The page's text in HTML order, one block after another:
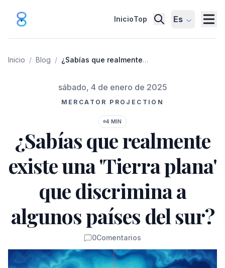
InicioTop Es
Inicio / Blog / ¿Sabías que realmente
países del sur?
Publicado el
sábado, 4 de enero de 2025
MERCATOR PROJECTION
4 MIN
¿Sabías que realmente
existe una 'Tierra plana'
que discrimina a
algunos países del sur?
0Comentarios
Comentarios